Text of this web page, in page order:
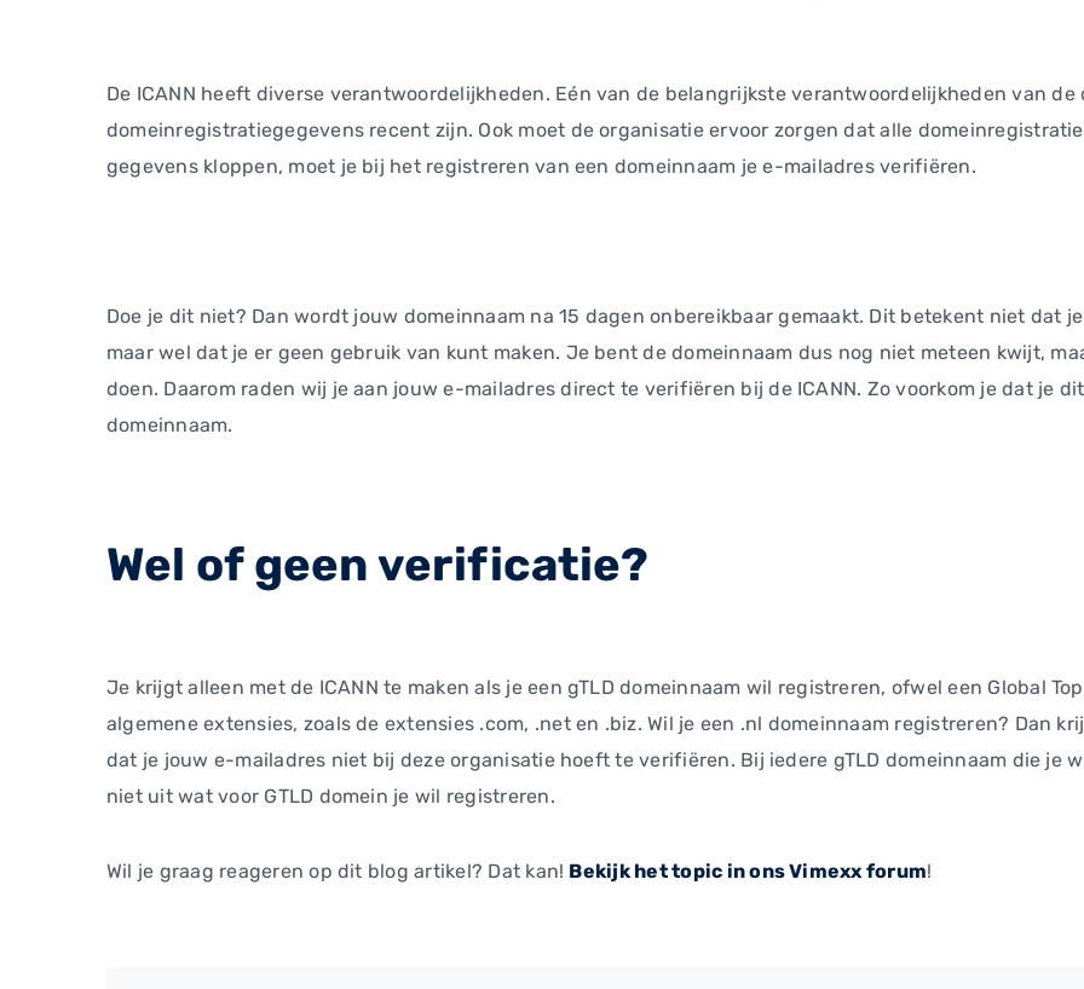
De ICANN heeft diverse verantwoordelijkheden. Eén van de belangrijkste verantwoordelijkheden van
domeinregistratiegegevens recent zijn. Ook moet de organisatie ervoor zorgen dat alle
gegevens kloppen, moet je bij het registreren van een domeinnaam je e-mailadres verifiëren.
Doe je dit niet? Dan wordt jouw domeinnaam na 15 dagen onbereikbaar gemaakt. Dit betekent niet dat
maar wel dat je er geen gebruik van kunt maken. Je bent de domeinnaam dus nog niet meteen kwijt,
doen. Daarom raden wij je aan jouw e-mailadres direct te verifiëren bij de ICANN. Zo voorkom je dat je
domeinnaam.
Wel of geen verificatie?
Je krijgt alleen met de ICANN te maken als je een gTLD domeinnaam wil registreren, ofwel een Global
algemene extensies, zoals de extensies .com, .net en .biz. Wil je een .nl domeinnaam registreren? Dan
dat je jouw e-mailadres niet bij deze organisatie hoeft te verifiëren. Bij iedere gTLD domeinnaam die je
niet uit wat voor GTLD domein je wil registreren.
Wil je graag reageren op dit blog artikel? Dat kan! Bekijk het topic in ons Vimexx forum!